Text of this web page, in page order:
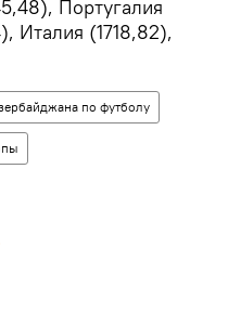
Португалия
Италия (1718,82),
по футболу